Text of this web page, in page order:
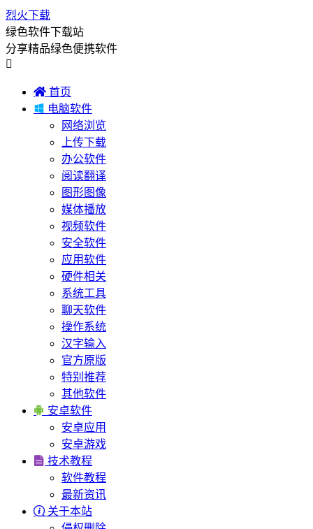
烈火下载
绿色软件下载站
分享精品绿色便携软件

 首页
 电脑软件
网络浏览
上传下载
办公软件
阅读翻译
图形图像
媒体播放
视频软件
安全软件
应用软件
硬件相关
系统工具
聊天软件
操作系统
汉字输入
官方原版
特别推荐
其他软件
 安卓软件
安卓应用
安卓游戏
 技术教程
软件教程
最新资讯
 关于本站